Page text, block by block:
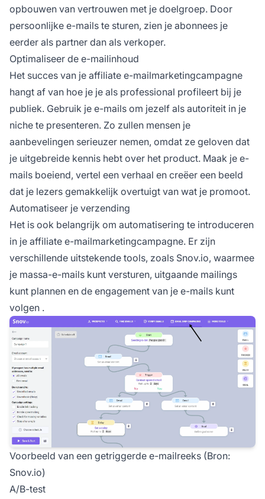
opbouwen van vertrouwen met je doelgroep. Door
persoonlijke e-mails te sturen, zien je abonnees je
eerder als partner dan als verkoper.
Optimaliseer de e-mailinhoud
Het succes van je affiliate e-mailmarketingcampagne
hangt af van hoe je je als professional profileert bij je
publiek. Gebruik je e-mails om jezelf als autoriteit in je
niche te presenteren. Zo zullen mensen je
aanbevelingen serieuzer nemen, omdat ze geloven dat
je uitgebreide kennis hebt over het product. Maak je e-
mails boeiend, vertel een verhaal en creëer een beeld
dat je lezers gemakkelijk overtuigt van wat je promoot.
Automatiseer je verzending
Het is ook belangrijk om automatisering te introduceren
in je affiliate e-mailmarketingcampagne. Er zijn
verschillende uitstekende tools, zoals Snov.io, waarmee
je massa-e-mails kunt versturen, uitgaande mailings
kunt plannen en de engagement van je e-mails kunt
volgen .
Voorbeeld van een getriggerde e-mailreeks (Bron:
Snov.io)
A/B-test